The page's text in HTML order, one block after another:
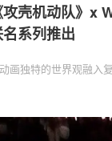
攻壳机动队》x
系列推出
画独特的世界观融入